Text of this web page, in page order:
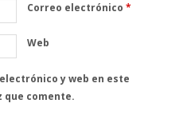
Correo electrónico*
Web
y web en este
que comente.